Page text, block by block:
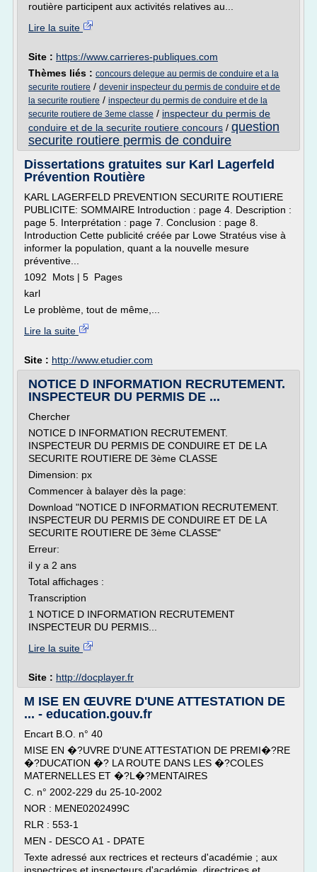
routière participent aux activités relatives au...
Lire la suite
Site : https://www.carrieres-publiques.com
Thèmes liés : concours delegue au permis de conduire et a la
securite routiere / devenir inspecteur du permis de conduire et de
la securite routiere / inspecteur du permis de conduire et de la
securite routiere de 3eme classe / inspecteur du permis de
conduire et de la securite routiere concours / question
securite routiere permis de conduire
Dissertations gratuites sur Karl Lagerfeld
Prévention Routière
KARL LAGERFELD PREVENTION SECURITE ROUTIERE
PUBLICITE: SOMMAIRE Introduction : page 4. Description :
page 5. Interprétation : page 7. Conclusion : page 8.
Introduction Cette publicité créée par Lowe Stratéus vise à
informer la population, quant a la nouvelle mesure
préventive...
1092 Mots | 5 Pages
karl
Le problème, tout de même,...
Lire la suite
Site : http://www.etudier.com
NOTICE D INFORMATION RECRUTEMENT.
INSPECTEUR DU PERMIS DE ...
Chercher
NOTICE D INFORMATION RECRUTEMENT.
INSPECTEUR DU PERMIS DE CONDUIRE ET DE LA
SECURITE ROUTIERE DE 3ème CLASSE
Dimension: px
Commencer à balayer dès la page:
Download "NOTICE D INFORMATION RECRUTEMENT.
INSPECTEUR DU PERMIS DE CONDUIRE ET DE LA
SECURITE ROUTIERE DE 3ème CLASSE"
Erreur:
il y a 2 ans
Total affichages :
Transcription
1 NOTICE D INFORMATION RECRUTEMENT
INSPECTEUR DU PERMIS...
Lire la suite
Site : http://docplayer.fr
M ISE EN ŒUVRE D'UNE ATTESTATION DE
... - education.gouv.fr
Encart B.O. n° 40
MISE EN �?UVRE D'UNE ATTESTATION DE PREMI�?RE
�?DUCATION �? LA ROUTE DANS LES �?COLES
MATERNELLES ET �?L�?MENTAIRES
C. n° 2002-229 du 25-10-2002
NOR : MENE0202499C
RLR : 553-1
MEN - DESCO A1 - DPATE
Texte adressé aux rectrices et recteurs d'académie ; aux